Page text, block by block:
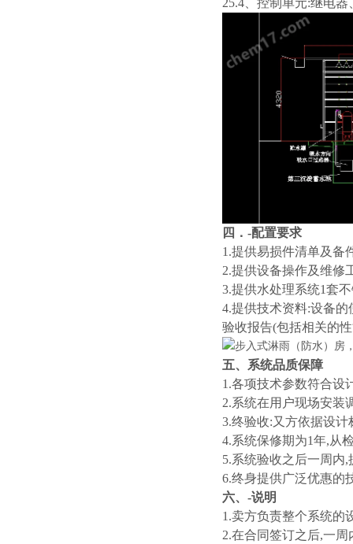
四．-配置要求
1.提供易损件清单及备
2.提供设备操作及维修
3.提供水处理系统1套
4.提供技术资料:设备
验收报告(包括相关的
五、系统品质保障
1.各项技术参数符合设
2.系统在用户现场安装
3.终验收:又方依据设
4.系统保修期为1年,从
5.系统验收之后一周内
6.终身提供广泛优惠的
六、-说明
1.卖方负责整个系统的
2.在合同签订之后,一